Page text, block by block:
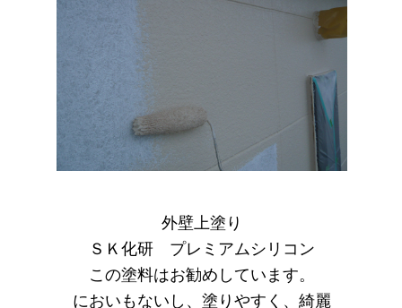
外壁上塗り
ＳＫ化研 プレミアムシリコン
この塗料はお勧めしています。
においもないし、塗りやすく、綺麗